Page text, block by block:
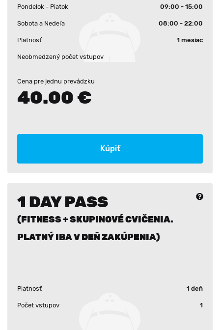
Pondelok - Piatok 09:00 - 15:00
Sobota a Nedeľa 08:00 - 22:00
Platnosť 1 mesiac
Neobmedzený počet vstupov
Cena pre jednu prevádzku
40.00 €
Kúpiť
1 DAY PASS
(FITNESS + SKUPINOVÉ CVIČENIA.
PLATNÝ IBA V DEŇ ZAKÚPENIA)
Platnosť 1 deň
Počet vstupov 1